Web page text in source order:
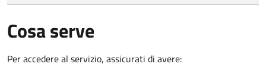
Cosa serve
Per accedere al servizio, assicurati di avere: